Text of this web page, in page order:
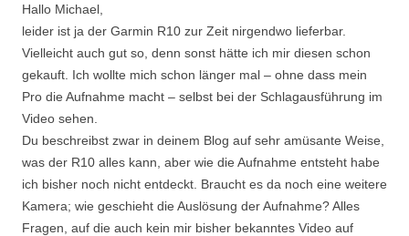
Hallo Michael,
leider ist ja der Garmin R10 zur Zeit nirgendwo lieferbar.
Vielleicht auch gut so, denn sonst hätte ich mir diesen schon
gekauft. Ich wollte mich schon länger mal – ohne dass mein
Pro die Aufnahme macht – selbst bei der Schlagausführung im
Video sehen.
Du beschreibst zwar in deinem Blog auf sehr amüsante Weise,
was der R10 alles kann, aber wie die Aufnahme entsteht habe
ich bisher noch nicht entdeckt. Braucht es da noch eine weitere
Kamera; wie geschieht die Auslösung der Aufnahme? Alles
Fragen, auf die auch kein mir bisher bekanntes Video auf